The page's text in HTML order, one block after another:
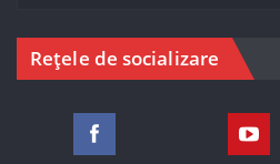
Rețele de socializare